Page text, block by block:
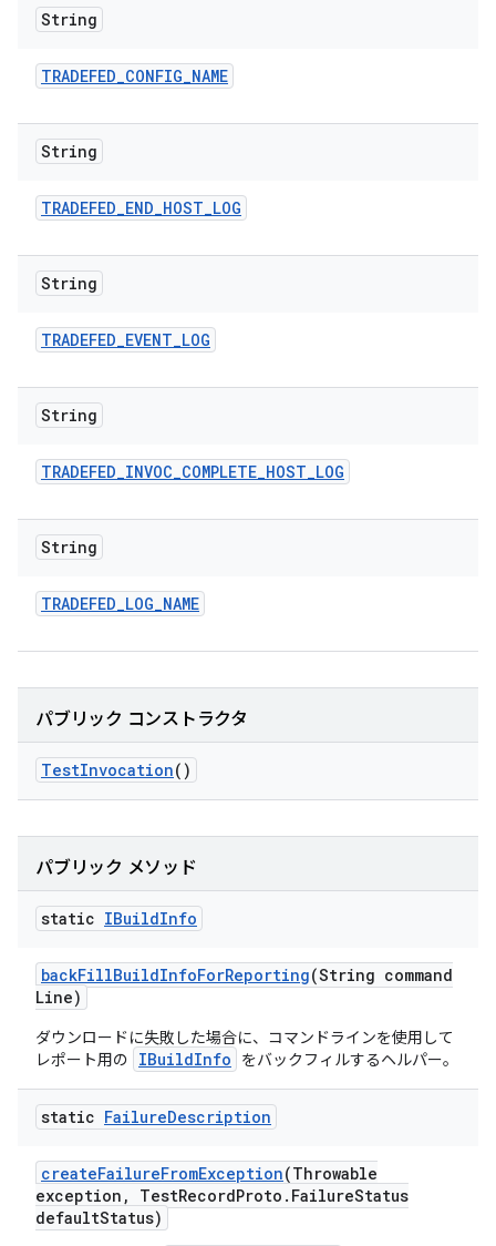
String
TRADEFED_CONFIG_NAME
String
TRADEFED_END_HOST_LOG
String
TRADEFED_EVENT_LOG
String
TRADEFED_INVOC_COMPLETE_HOST_LOG
String
TRADEFED_LOG_NAME
パブリック コンストラクタ
TestInvocation()
パブリック メソッド
static IBuildInfo
backFillBuildInfoForReporting(String command
Line)
ダウンロードに失敗した場合に、コマンドラインを使用して
レポート用の
IBuildInfo をバックフィルするヘルパー。
static FailureDescription
createFailureFromException(Throwable
exception , TestRecordProto . FailureStatus
defaultStatus)